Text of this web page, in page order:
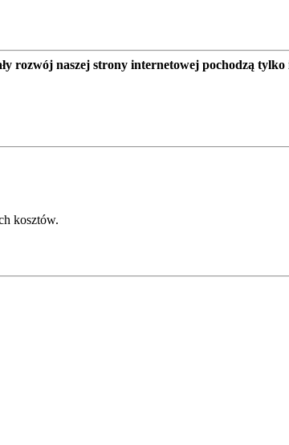
rozwój naszej strony internetowej pochodzą tylko
kosztów.